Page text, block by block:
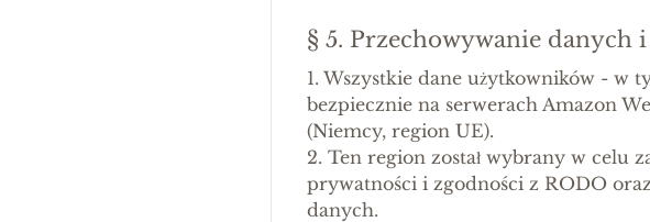
§ 5. Przechowywanie danych
1. Wszystkie dane użytkowników - w
bezpiecznie na serwerach Amazon
(Niemcy, region UE).
2. Ten region został wybrany w celu
prywatności i zgodności z RODO
danych.